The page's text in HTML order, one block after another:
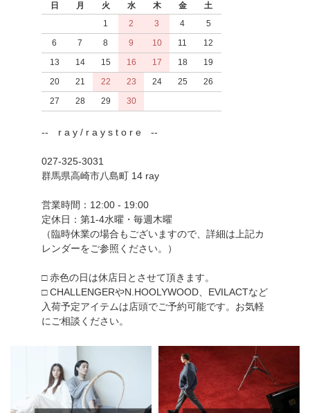
日
月 火 水 木 金
土
1
2 3 4
5
6
7 8 9 10 11
12
13
14 15 16 17 18
19
20
21 22 23 24 25
26
27
28 29 30
-- r a y / r a y s t o r e --
027-325-3031
群馬県高崎市八島町 14 ray
営業時間：12:00 - 19:00
定休日：第1-4水曜・毎週木曜
（臨時休業の場合もございますので、詳細は上記カ
レンダーをご参照ください。）
□ 赤色の日は休店日とさせて頂きます。
□ CHALLENGERやN.HOOLYWOOD、EVILACTなど
入荷予定アイテムは店頭でご予約可能です。お気軽
にご相談ください。